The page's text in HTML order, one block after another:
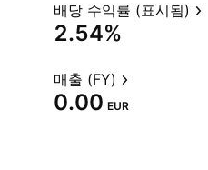
배당 수익률 (표시됨)
2.54%
매출 (FY)
0.00 EUR